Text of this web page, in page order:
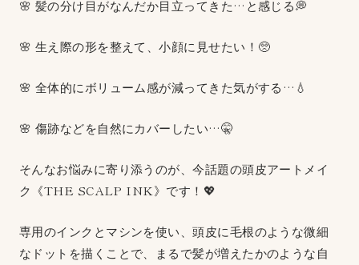
🌸 髪の分け目がなんだか目立ってきた…と感じる💭
🌸 生え際の形を整えて、小顔に見せたい！🥺
🌸 全体的にボリューム感が減ってきた気がする…💧
🌸 傷跡などを自然にカバーしたい…🤫
そんなお悩みに寄り添うのが、今話題の頭皮アートメイ
ク《THE SCALP INK》です！💖
専用のインクとマシンを使い、頭皮に毛根のような微細
なドットを描くことで、まるで髪が増えたかのような自